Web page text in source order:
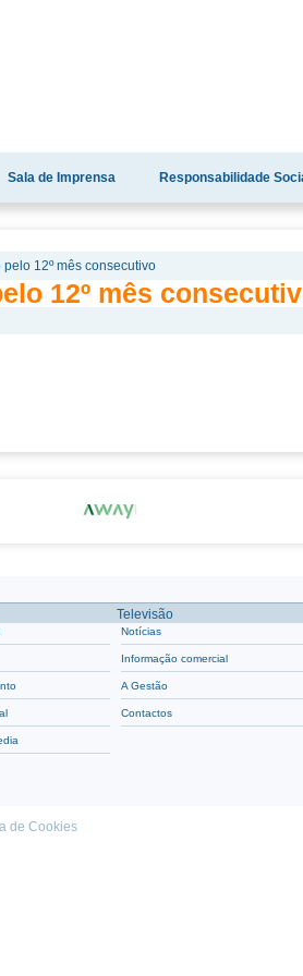
Sala de Imprensa Responsabilidade
12º mês consecutivo
12º mês
Televisão
Notícias
Informação comercial
A Gestão
Contactos
de Cookies